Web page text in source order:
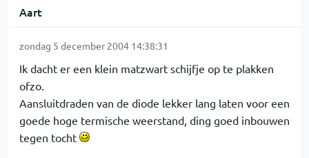
Aart
zondag 5 december 2004 14:38:31
Ik dacht er een klein matzwart schijfje op te plakken
ofzo.
Aansluitdraden van de diode lekker lang laten voor een
goede hoge termische weerstand, ding goed inbouwen
tegen tocht